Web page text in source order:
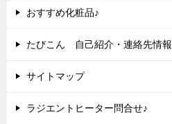
おすすめ化粧品♪
たびこん 自己紹介・連絡先情報
サイトマップ
ラジエントヒーター問合せ♪